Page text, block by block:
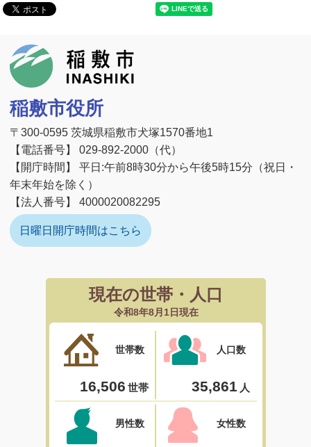
稲敷市役所
〒300-0595 茨城県稲敷市犬塚1570番地1
【電話番号】 029-892-2000（代）
【開庁時間】 平日:午前8時30分から午後5時15分（祝日・
年末年始を除く）
【法人番号】 4000020082295
日曜日開庁時間はこちら